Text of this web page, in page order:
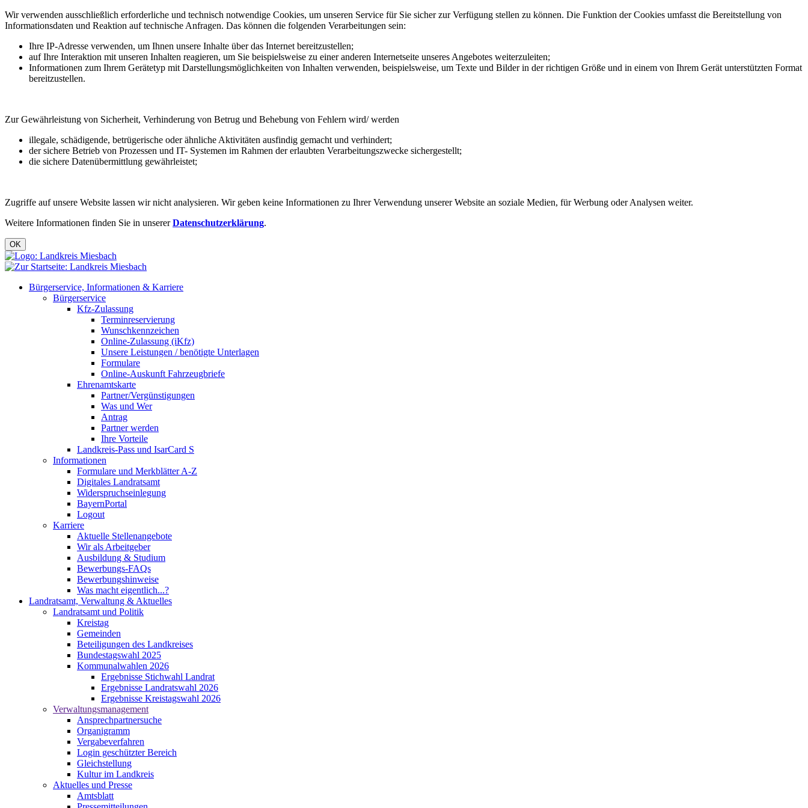
Wir verwenden ausschließlich erforderliche und technisch notwendige Cookies, um unseren Service für Sie sicher zur Verfügung stellen zu können. Die Funktion der Cookies umfasst die Bereitstellung von
Informationsdaten und Reaktion auf technische Anfragen. Das können die folgenden Verarbeitungen sein:
Ihre IP-Adresse verwenden, um Ihnen unsere Inhalte über das Internet bereitzustellen;
auf Ihre Interaktion mit unseren Inhalten reagieren, um Sie beispielsweise zu einer anderen Internetseite unseres Angebotes weiterzuleiten;
Informationen zum Ihrem Gerätetyp mit Darstellungsmöglichkeiten von Inhalten verwenden, beispielsweise, um Texte und Bilder in der richtigen Größe und in einem von Ihrem Gerät unterstützten Format
bereitzustellen.
Zur Gewährleistung von Sicherheit, Verhinderung von Betrug und Behebung von Fehlern wird/ werden
illegale, schädigende, betrügerische oder ähnliche Aktivitäten ausfindig gemacht und verhindert;
der sichere Betrieb von Prozessen und IT- Systemen im Rahmen der erlaubten Verarbeitungszwecke sichergestellt;
die sichere Datenübermittlung gewährleistet;
Zugriffe auf unsere Website lassen wir nicht analysieren. Wir geben keine Informationen zu Ihrer Verwendung unserer Website an soziale Medien, für Werbung oder Analysen weiter.
Weitere Informationen finden Sie in unsererDatenschutzerklärung.
OK
Bürgerservice, Informationen & Karriere
Bürgerservice
Kfz-Zulassung
Terminreservierung
Wunschkennzeichen
Online-Zulassung (iKfz)
Unsere Leistungen / benötigte Unterlagen
Formulare
Online-Auskunft Fahrzeugbriefe
Ehrenamtskarte
Partner/Vergünstigungen
Was und Wer
Antrag
Partner werden
Ihre Vorteile
Landkreis-Pass und IsarCard S
Informationen
Formulare und Merkblätter A-Z
Digitales Landratsamt
Widerspruchseinlegung
BayernPortal
Logout
Karriere
Aktuelle Stellenangebote
Wir als Arbeitgeber
Ausbildung & Studium
Bewerbungs-FAQs
Bewerbungshinweise
Was macht eigentlich...?
Landratsamt, Verwaltung & Aktuelles
Landratsamt und Politik
Kreistag
Gemeinden
Beteiligungen des Landkreises
Bundestagswahl 2025
Kommunalwahlen 2026
Ergebnisse Stichwahl Landrat
Ergebnisse Landratswahl 2026
Ergebnisse Kreistagswahl 2026
Verwaltungsmanagement
Ansprechpartnersuche
Organigramm
Vergabeverfahren
Login geschützter Bereich
Gleichstellung
Kultur im Landkreis
Aktuelles und Presse
Amtsblatt